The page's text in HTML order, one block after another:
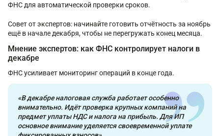
ФНС для автоматической проверки сроков.
Совет от экспертов: начинайте готовить отчётность за ноябрь
ещё в начале декабря, чтобы не перегружать конец месяца.
Мнение экспертов: как ФНС контролирует налоги в
декабре
ФНС усиливает мониторинг операций в конце года.
«В декабре налоговая служба работает особенно
внимательно. Идёт проверка крупных компаний на
предмет уплаты НДС и налога на прибыль. Для ИП
основное внимание уделяется своевременной уплате